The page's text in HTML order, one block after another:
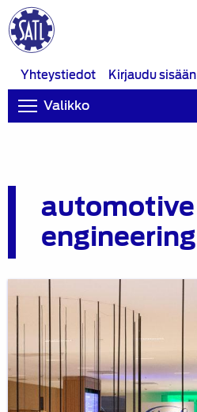
Yhteystiedot
Kirjaudu sisään
Valikko
automotive
engineering
Autoalan
jälkimarkkinabarometrin
2019
tulokset
esiteltiin
Aftersales
Summitissa